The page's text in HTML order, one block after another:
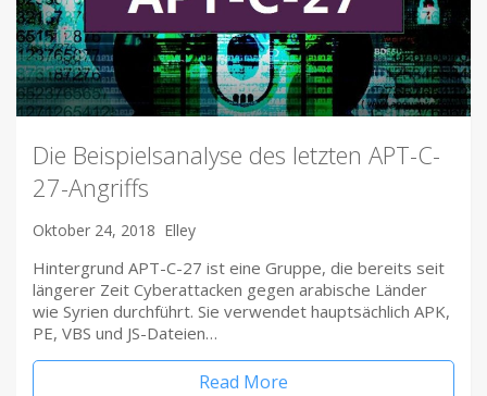
Die Beispielsanalyse des letzten APT-C-
27-Angriffs
Oktober 24, 2018 Elley
Hintergrund APT-C-27 ist eine Gruppe, die bereits seit
längerer Zeit Cyberattacken gegen arabische Länder
wie Syrien durchführt. Sie verwendet hauptsächlich APK,
PE, VBS und JS-Dateien…
Read More